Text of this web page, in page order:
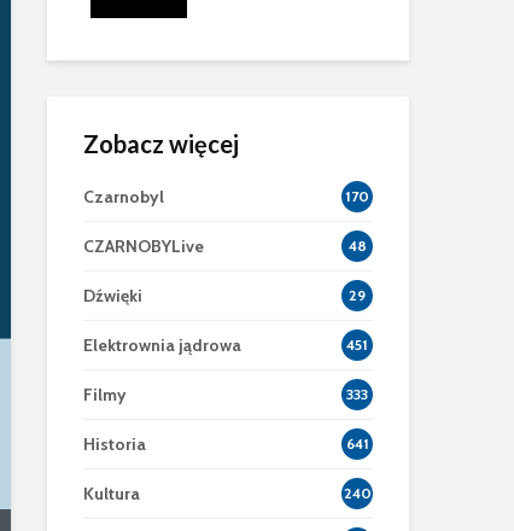
Zobacz więcej
Czarnobyl 170
CZARNOBYLive 48
Dźwięki 29
Elektrownia jądrowa 451
Filmy 333
Historia 641
Kultura 240